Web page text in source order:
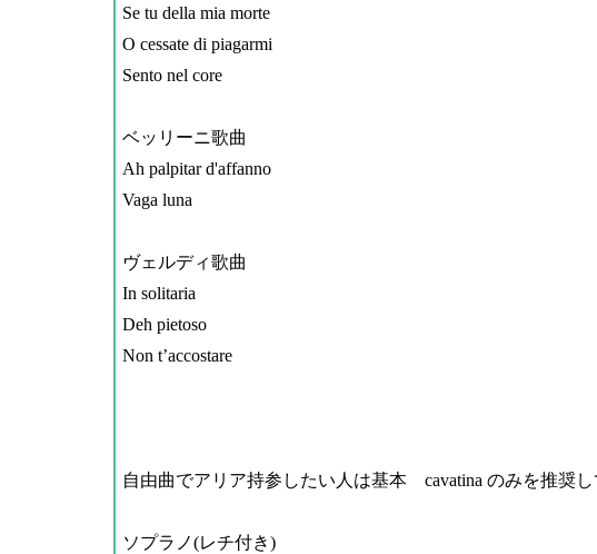
Se tu della mia morte
O cessate di piagarmi
Sento nel core
ベッリーニ歌曲
Ah palpitar d'affanno
Vaga luna
ヴェルディ歌曲
In solitaria
Deh pietoso
Non t’accostare
自由曲でアリア持参したい人は基本 cavatina のみを推奨し
ソプラノ(レチ付き)